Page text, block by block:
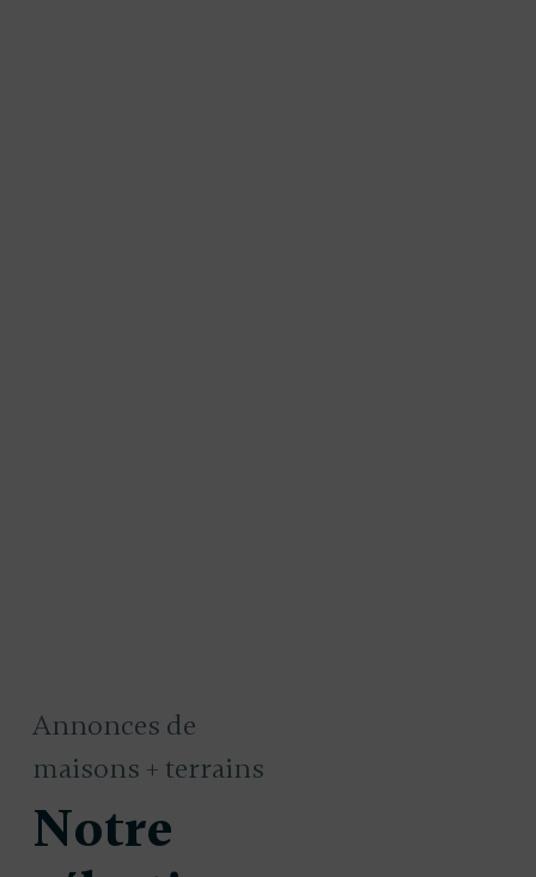
Annonces de
maisons + terrains
Notre